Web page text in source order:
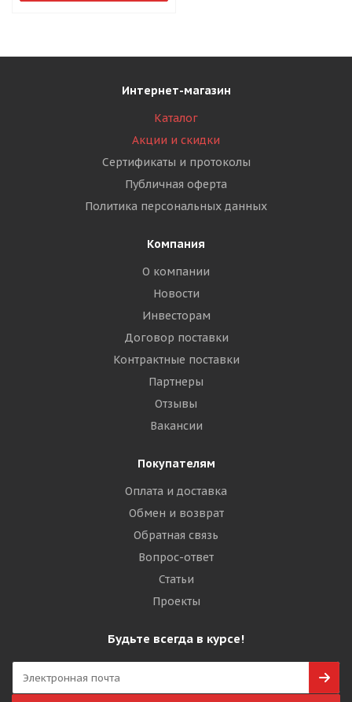
Интернет-магазин
Каталог
Акции и скидки
Сертификаты и протоколы
Публичная оферта
Политика персональных данных
Компания
О компании
Новости
Инвесторам
Договор поставки
Контрактные поставки
Партнеры
Отзывы
Вакансии
Покупателям
Оплата и доставка
Обмен и возврат
Обратная связь
Вопрос-ответ
Статьи
Проекты
Будьте всегда в курсе!